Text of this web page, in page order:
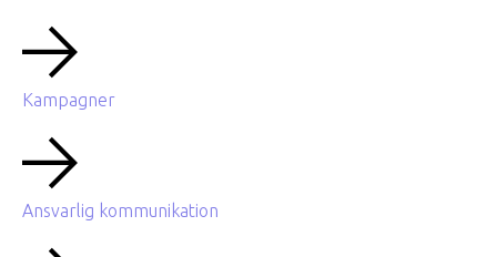
Kampagner
Ansvarlig kommunikation